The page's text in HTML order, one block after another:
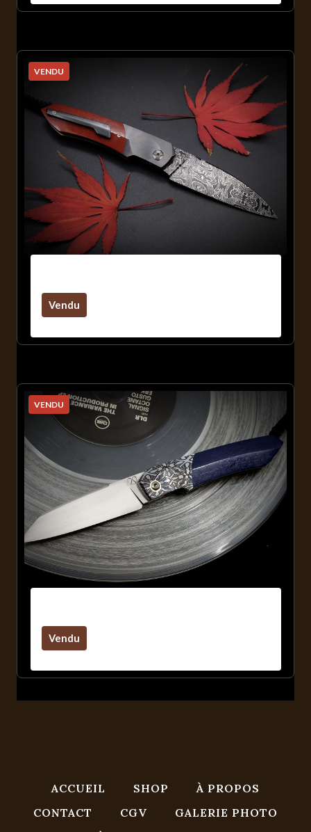
VENDU
Vendu
VENDU
Vendu
ACCUEIL SHOP
À PROPOS
CONTACT
CGV
GALERIE PHOTO